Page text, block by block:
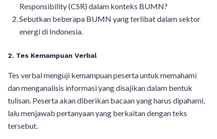
Responsibility (CSR) dalam konteks BUMN?
Sebutkan beberapa BUMN yang terlibat dalam sektor
energi di Indonesia.
2. Tes Kemampuan Verbal
Tes verbal menguji kemampuan peserta untuk memahami
dan menganalisis informasi yang disajikan dalam bentuk
tulisan. Peserta akan diberikan bacaan yang harus dipahami,
lalu menjawab pertanyaan yang berkaitan dengan teks
tersebut.